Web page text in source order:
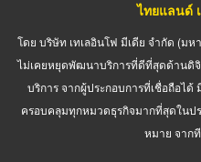
ไทยแลนด์
โดย บริษัท เทเลอินโฟ มีเดีย จำกัด (มห
ไม่เคยหยุดพัฒนาบริการที่ดีที่สุดด้านดิ
บริการ จากผู้ประกอบการที่เชื่อถือไ
ครอบคลุมทุกหมวดธุรกิจมากที่สุดในป
หมาย จาก